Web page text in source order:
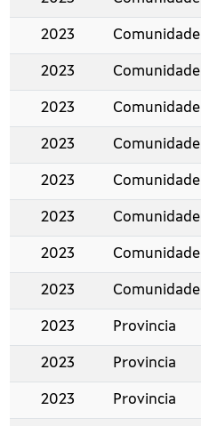
2023 Comunidade
2023 Comunidade
2023 Comunidade
2023 Comunidade
2023 Comunidade
2023 Comunidade
2023 Comunidade
2023 Comunidade
2023 Provincia
2023 Provincia
2023 Provincia